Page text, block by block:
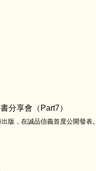
分享會（Part7）
，在誠品信義首度公開發表